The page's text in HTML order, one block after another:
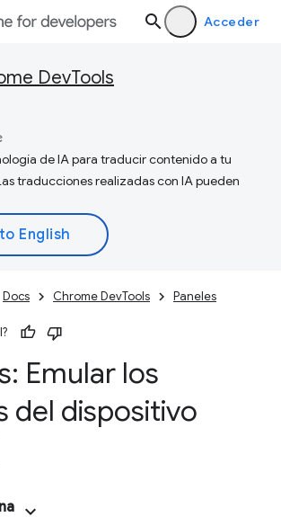
Acceder
DevTools
de IA para traducir contenido a tu
traducciones realizadas con IA pueden
Docs Chrome DevTools Paneles
Emular los
del dispositivo